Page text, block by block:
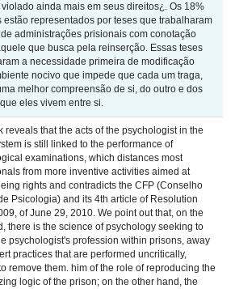
ainda mais em seus direitos¿. Os 18%
estão representados por teses que trabalharam
administrações prisionais com conotação
que busca pela reinserção. Essas teses
a necessidade primeira de modificação
nocivo que impede que cada um traga,
melhor compreensão de si, do outro e dos
eles vivem entre si.
reveals that the acts of the psychologist in the
is still linked to the performance of
examinations, which distances most
from more inventive activities aimed at
rights and contradicts the CFP (Conselho
Psicologia) and its 4th article of Resolution
of June 29, 2010. We point out that, on the
there is the science of psychology seeking to
psychologist's profession within prisons, away
practices that are performed uncritically,
remove them. him of the role of reproducing the
logic of the prison; on the other hand, the